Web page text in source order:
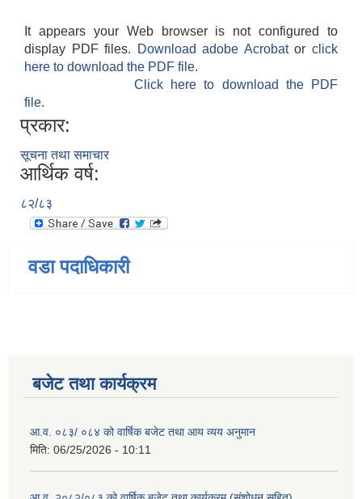
It appears your Web browser is not configured to
display PDF files.
Download adobe Acrobatorclick
here to download the PDF file.
Click here to download the PDF
file.
प्रकार:
सूचना तथा समाचार
आर्थिक वर्ष:
८२/८३
वडा पदाधिकारी
बजेट तथा कार्यक्रम
आ.व. ०८३/ ०८४ को वार्षिक बजेट तथा आय व्यय अनुमान
मिति: 06/25/2026 - 10:11